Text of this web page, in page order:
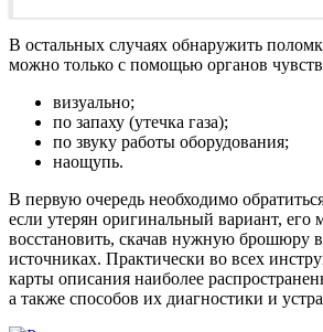
В остальных случаях обнаружить
можно только с помощью органов
визуально;
по запаху (утечка газа);
по звуку работы оборудования;
наощупь.
В первую очередь необходимо
если утерян оригинальный вариант, его
восстановить, скачав нужную брошюру
источниках. Практически во всех
карты описания наиболее
а также способов их диагностики и